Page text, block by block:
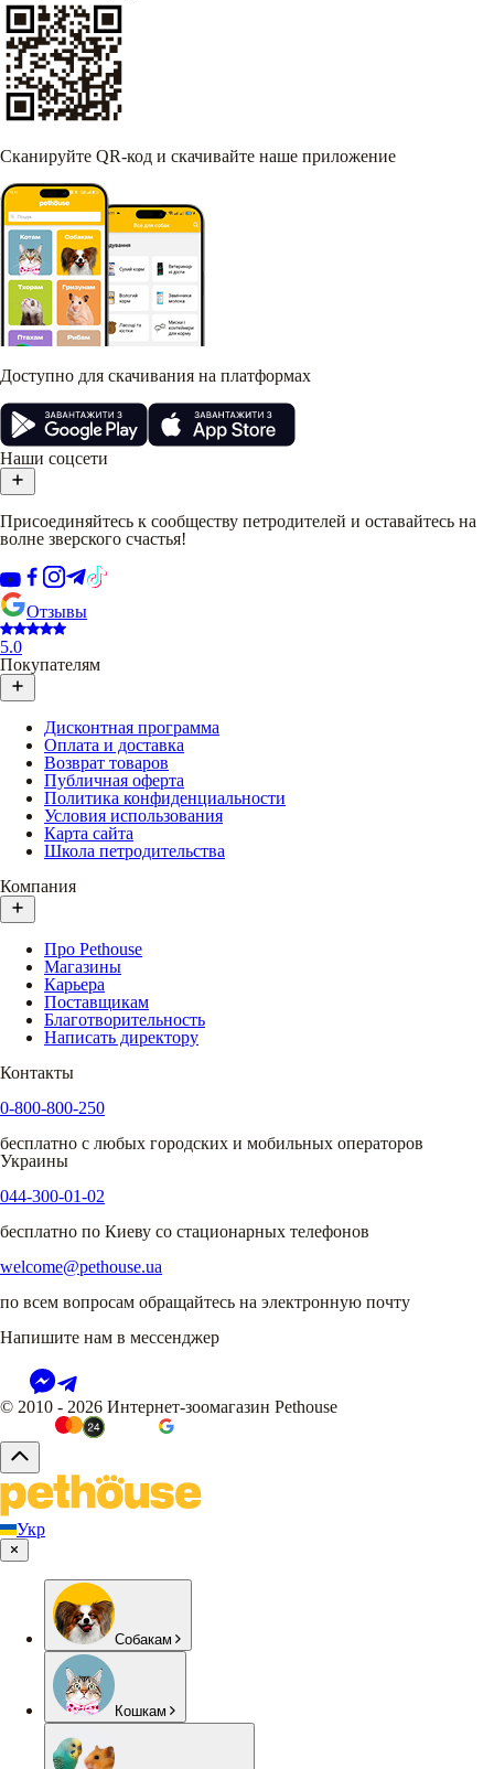
Сканируйте QR-код и скачивайте наше приложение
Доступно для скачивания на платформах
Наши соцсети
Присоединяйтесь к сообществу петродителей и оставайтесь на
волне зверского счастья!
Отзывы
5.0
Покупателям
Дисконтная программа
Оплата и доставка
Возврат товаров
Публичная оферта
Политика конфиденциальности
Условия использования
Карта сайта
Школа петродительства
Компания
Про Pethouse
Магазины
Карьера
Поставщикам
Благотворительность
Написать директору
Контакты
0-800-800-250
бесплатно с любых городских и мобильных операторов
Украины
044-300-01-02
бесплатно по Киеву со стационарных телефонов
welcome@pethouse.ua
по всем вопросам обращайтесь на электронную почту
Напишите нам в мессенджер
© 2010 - 2026 Интернет-зоомагазин Pethouse
Укр
Собакам
Кошкам